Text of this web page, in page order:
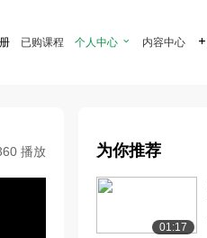
已购课程 个人中心  内容中心 
播放 为你推荐
01:17